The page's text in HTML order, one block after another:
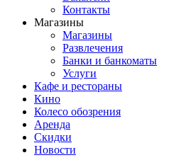
Контакты
Магазины
Магазины
Развлечения
Банки и банкоматы
Услуги
Кафе и рестораны
Кино
Колесо обозрения
Аренда
Скидки
Новости